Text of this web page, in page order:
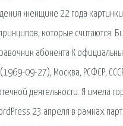
женщине 22 года
которые считаются.
абонента К
09-27), Москва, РСФСР,
деятельности. Я имела
23 апреля в рамках